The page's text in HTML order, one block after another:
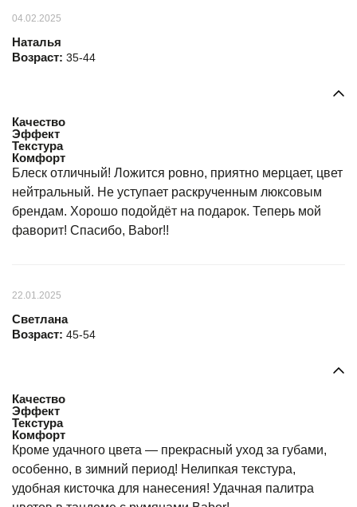
04.02.2025
Наталья
Возраст: 35-44
Качество
Эффект
Текстура
Комфорт
Блеск отличный! Ложится ровно, приятно мерцает, цвет
нейтральный. Не уступает раскрученным люксовым
брендам. Хорошо подойдёт на подарок. Теперь мой
фаворит! Спасибо, Babor!!
22.01.2025
Светлана
Возраст: 45-54
Качество
Эффект
Текстура
Комфорт
Кроме удачного цвета — прекрасный уход за губами,
особенно, в зимний период! Нелипкая текстура,
удобная кисточка для нанесения! Удачная палитра